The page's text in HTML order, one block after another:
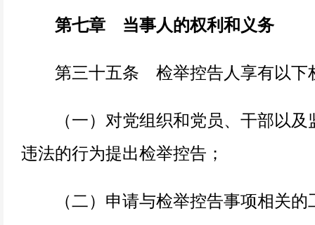
第七章 当事人的权利和义务
第三十五条 检举控告人享有以下
（一）对党组织和党员、干部以及
违法的行为提出检举控告；
（二）申请与检举控告事项相关的